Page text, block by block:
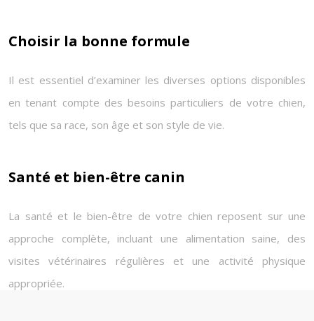
Choisir la bonne formule
Il est essentiel d’examiner les diverses options disponibles
en tenant compte des besoins particuliers de votre chien,
tels que sa race, son âge et son style de vie.
Santé et bien-être canin
La santé et le bien-être de votre chien reposent sur une
approche complète, incluant une alimentation saine, des
visites vétérinaires régulières et une activité physique
appropriée.